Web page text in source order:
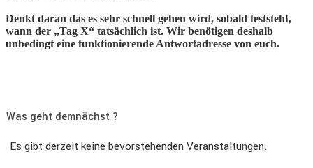
Denkt daran das es sehr schnell gehen wird, sobald feststeht,
wann der „Tag X“ tatsächlich ist. Wir benötigen deshalb
unbedingt eine funktionierende Antwortadresse von euch.
Was geht demnächst ?
Es gibt derzeit keine bevorstehenden Veranstaltungen.